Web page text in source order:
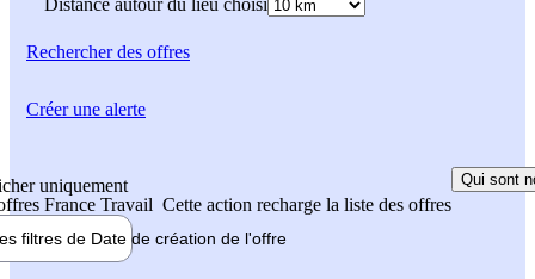
Distance autour du lieu choisi
Rechercherdes offres
uniquement
France Travail Cette action recharge la liste des offres
Qui sont
filtres de Date de création de l'offre
Créer une alerte